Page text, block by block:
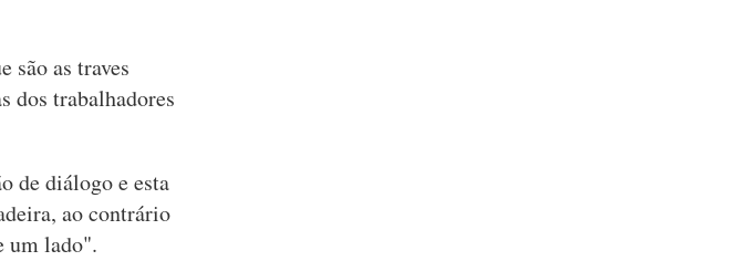
são as traves
dos trabalhadores
de diálogo e esta
ao contrário
um lado".